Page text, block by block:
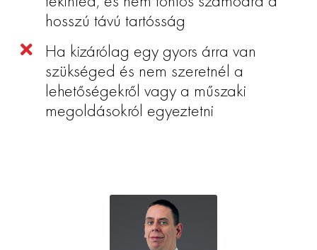
hosszú távú tartósság
Ha kizárólag egy gyors árra van
szükséged és nem szeretnél a
lehetőségekről vagy a műszaki
megoldásokról egyeztetni